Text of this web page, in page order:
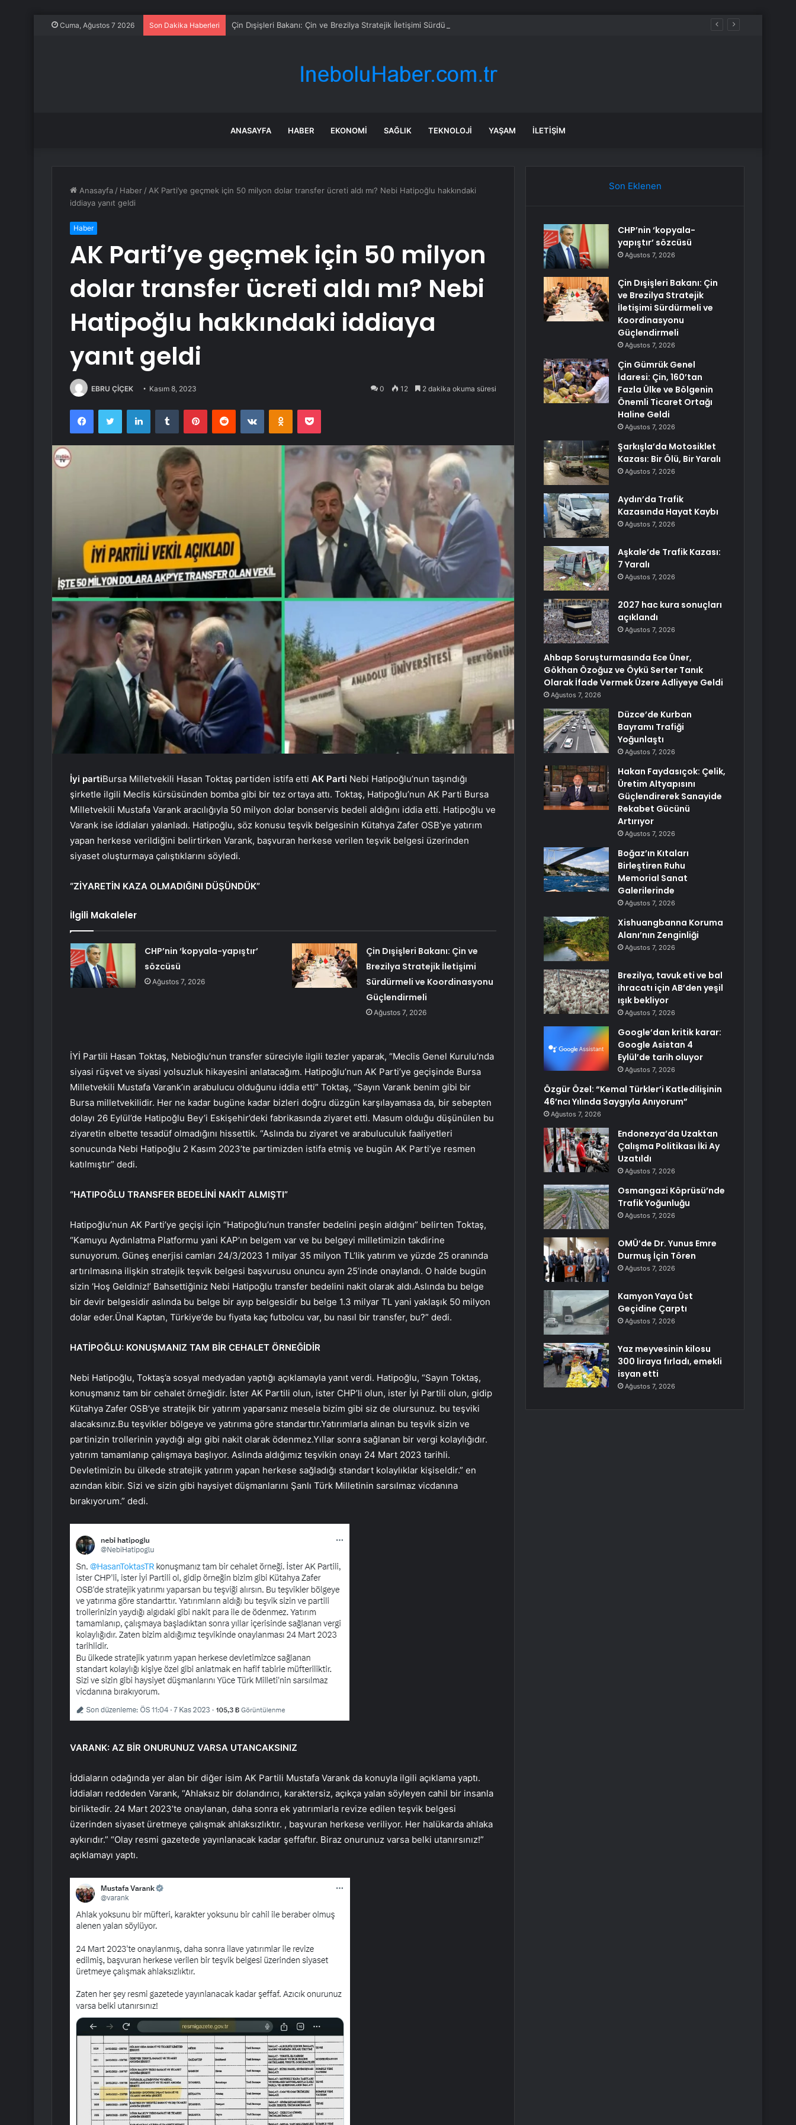
Cuma, Ağustos 7 2026 Son Dakika Haberleri Çin Dışişleri Bakanı: Çin ve Brezilya Stratejik İletişimi Sürdürmeli ve Koordinasyonu Güçlendirmeli
ANASAYFA HABER EKONOMI SAĞLIK TEKNOLOJI YAŞAM İLETIŞIM
Anasayfa / Haber / AK Parti’ye geçmek için 50 milyon dolar transfer ücreti aldı mı? Nebi Hatipoğlu hakkındaki
iddiaya yanıt geldi
Haber
AK Parti’ye geçmek için 50 milyon
dolar transfer ücreti aldı mı? Nebi
Hatipoğlu hakkındaki iddiaya
yanıt geldi
EBRU ÇİÇEK Kasım 8, 2023 0 12 2 dakika okuma süresi
FacebookTwitter LinkedInTumblr PinterestReddit VKontakteOdnoklassniki
Pocket
İyi partiBursa Milletvekili Hasan Toktaş partiden istifa etti AK Parti Nebi Hatipoğlu’nun taşındığı
şirketle ilgili Meclis kürsüsünden bomba gibi bir tez ortaya attı. Toktaş, Hatipoğlu’nun AK Parti Bursa
Milletvekili Mustafa Varank aracılığıyla 50 milyon dolar bonservis bedeli aldığını iddia etti. Hatipoğlu ve
Varank ise iddiaları yalanladı. Hatipoğlu, söz konusu teşvik belgesinin Kütahya Zafer OSB’ye yatırım
yapan herkese verildiğini belirtirken Varank, başvuran herkese verilen teşvik belgesi üzerinden
siyaset oluşturmaya çalıştıklarını söyledi.
“ZİYARETİN KAZA OLMADIĞINI DÜŞÜNDÜK”
İlgili Makaleler
CHP’nin ‘kopyala-yapıştır’
sözcüsü
Ağustos 7, 2026
Çin Dışişleri Bakanı: Çin ve
Brezilya Stratejik İletişimi
Sürdürmeli ve Koordinasyonu
Güçlendirmeli
Ağustos 7, 2026
İYİ Partili Hasan Toktaş, Nebioğlu’nun transfer süreciyle ilgili tezler yaparak, “Meclis Genel Kurulu’nda
siyasi rüşvet ve siyasi yolsuzluk hikayesini anlatacağım. Hatipoğlu’nun AK Parti’ye geçişinde Bursa
Milletvekili Mustafa Varank’ın arabulucu olduğunu iddia etti” Toktaş, “Sayın Varank benim gibi bir
Bursa milletvekilidir. Her ne kadar bugüne kadar bizleri doğru düzgün karşılayamasa da, bir sebepten
dolayı 26 Eylül’de Hatipoğlu Bey’i Eskişehir’deki fabrikasında ziyaret etti. Masum olduğu düşünülen bu
ziyaretin elbette tesadüf olmadığını hissettik. “Aslında bu ziyaret ve arabuluculuk faaliyetleri
sonucunda Nebi Hatipoğlu 2 Kasım 2023’te partimizden istifa etmiş ve bugün AK Parti’ye resmen
katılmıştır” dedi.
“HATIPOĞLU TRANSFER BEDELİNİ NAKİT ALMIŞTI”
Hatipoğlu’nun AK Parti’ye geçişi için “Hatipoğlu’nun transfer bedelini peşin aldığını” belirten Toktaş,
“Kamuyu Aydınlatma Platformu yani KAP’ın belgem var ve bu belgeyi milletimizin takdirine
sunuyorum. Güneş enerjisi camları 24/3/2023 1 milyar 35 milyon TL’lik yatırım ve yüzde 25 oranında
artırılmasına ilişkin stratejik teşvik belgesi başvurusu onuncu ayın 25’inde onaylandı. O halde bugün
sizin ‘Hoş Geldiniz!’ Bahsettiğiniz Nebi Hatipoğlu transfer bedelini nakit olarak aldı.Aslında bu belge
bir devir belgesidir aslında bu belge bir ayıp belgesidir bu belge 1.3 milyar TL yani yaklaşık 50 milyon
dolar eder.Ünal Kaptan, Türkiye’de bu fiyata kaç futbolcu var, bu nasıl bir transfer, bu?” dedi.
HATİPOĞLU: KONUŞMANIZ TAM BİR CEHALET ÖRNEĞİDİR
Nebi Hatipoğlu, Toktaş’a sosyal medyadan yaptığı açıklamayla yanıt verdi. Hatipoğlu, “Sayın Toktaş,
konuşmanız tam bir cehalet örneğidir. İster AK Partili olun, ister CHP’li olun, ister İyi Partili olun, gidip
Kütahya Zafer OSB’ye stratejik bir yatırım yaparsanız mesela bizim gibi siz de olursunuz. bu teşviki
alacaksınız.Bu teşvikler bölgeye ve yatırıma göre standarttır.Yatırımlarla alınan bu teşvik sizin ve
partinizin trollerinin yaydığı algı gibi nakit olarak ödenmez.Yıllar sonra sağlanan bir vergi kolaylığıdır.
yatırım tamamlanıp çalışmaya başlıyor. Aslında aldığımız teşvikin onayı 24 Mart 2023 tarihli.
Devletimizin bu ülkede stratejik yatırım yapan herkese sağladığı standart kolaylıklar kişiseldir.” en
azından kibir. Sizi ve sizin gibi haysiyet düşmanlarını Şanlı Türk Milletinin sarsılmaz vicdanına
bırakıyorum.” dedi.
VARANK: AZ BİR ONURUNUZ VARSA UTANCAKSINIZ
İddiaların odağında yer alan bir diğer isim AK Partili Mustafa Varank da konuyla ilgili açıklama yaptı.
İddiaları reddeden Varank, “Ahlaksız bir dolandırıcı, karaktersiz, açıkça yalan söyleyen cahil bir insanla
birliktedir. 24 Mart 2023’te onaylanan, daha sonra ek yatırımlarla revize edilen teşvik belgesi
üzerinden siyaset üretmeye çalışmak ahlaksızlıktır. , başvuran herkese veriliyor. Her halükarda ahlaka
aykırıdır.” “Olay resmi gazetede yayınlanacak kadar şeffaftır. Biraz onurunuz varsa belki utanırsınız!”
açıklamayı yaptı.
Son Eklenen
CHP’nin ‘kopyala-
yapıştır’ sözcüsü
Ağustos 7, 2026
Çin Dışişleri Bakanı: Çin
ve Brezilya Stratejik
İletişimi Sürdürmeli ve
Koordinasyonu
Güçlendirmeli
Ağustos 7, 2026
Çin Gümrük Genel
İdaresi: Çin, 160’tan
Fazla Ülke ve Bölgenin
Önemli Ticaret Ortağı
Haline Geldi
Ağustos 7, 2026
Şarkışla’da Motosiklet
Kazası: Bir Ölü, Bir Yaralı
Ağustos 7, 2026
Aydın’da Trafik
Kazasında Hayat Kaybı
Ağustos 7, 2026
Aşkale’de Trafik Kazası:
7 Yaralı
Ağustos 7, 2026
2027 hac kura sonuçları
açıklandı
Ağustos 7, 2026
Ahbap Soruşturmasında Ece Üner,
Gökhan Özoğuz ve Öykü Serter Tanık
Olarak İfade Vermek Üzere Adliyeye Geldi
Ağustos 7, 2026
Düzce’de Kurban
Bayramı Trafiği
Yoğunlaştı
Ağustos 7, 2026
Hakan Faydasıçok: Çelik,
Üretim Altyapısını
Güçlendirerek Sanayide
Rekabet Gücünü
Artırıyor
Ağustos 7, 2026
Boğaz’ın Kıtaları
Birleştiren Ruhu
Memorial Sanat
Galerilerinde
Ağustos 7, 2026
Xishuangbanna Koruma
Alanı’nın Zenginliği
Ağustos 7, 2026
Brezilya, tavuk eti ve bal
ihracatı için AB’den yeşil
ışık bekliyor
Ağustos 7, 2026
Google’dan kritik karar:
Google Asistan 4
Eylül’de tarih oluyor
Ağustos 7, 2026
Özgür Özel: “Kemal Türkler’i Katledilişinin
46’ncı Yılında Saygıyla Anıyorum”
Ağustos 7, 2026
Endonezya’da Uzaktan
Çalışma Politikası İki Ay
Uzatıldı
Ağustos 7, 2026
Osmangazi Köprüsü’nde
Trafik Yoğunluğu
Ağustos 7, 2026
OMÜ’de Dr. Yunus Emre
Durmuş İçin Tören
Ağustos 7, 2026
Kamyon Yaya Üst
Geçidine Çarptı
Ağustos 7, 2026
Yaz meyvesinin kilosu
300 liraya fırladı, emekli
isyan etti
Ağustos 7, 2026